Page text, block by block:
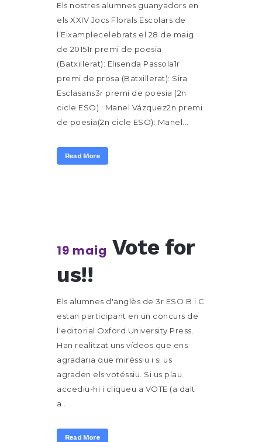
Els nostres alumnes guanyadors en
els XXIV Jocs Florals Escolars de
l’Eixamplecelebrats el 28 de maig
de 20151r premi de poesia
(Batxillerat): Elisenda Passola1r
premi de prosa (Batxillerat): Sira
Esclasans3r premi de poesia (2n
cicle ESO) : Manel Vázquez2n premi
de poesia(2n cicle ESO): Manel...
Read More
19 maig Vote for
us!!
Els alumnes d'anglès de 3r ESO B i C
estan participant en un concurs de
l'editorial Oxford University Press.
Han realitzat uns vídeos que ens
agradaria que miréssiu i si us
agraden els votéssiu. Si us plau
accediu-hi i cliqueu a VOTE (a dalt
a...
Read More